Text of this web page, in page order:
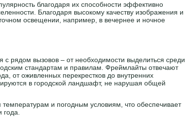
благодаря их способности эффективно
Благодаря высокому качеству изображения и
освещении, например, в вечернее и ночное
с рядом вызовов – от необходимости выделиться среди
стандартам и правилам. Фреймлайты отвечают
от оживленных перекрестков до внутренних
в городской ландшафт, не нарушая общей
и погодным условиям, что обеспечивает